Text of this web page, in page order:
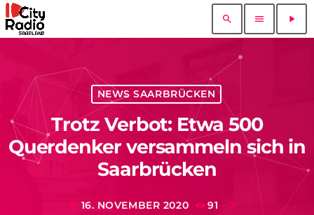
search menu play_arrow
NEWS SAARBRÜCKEN
Trotz Verbot: Etwa 500
Querdenker versammeln sich in
Saarbrücken
today 16. NOVEMBER 2020 91